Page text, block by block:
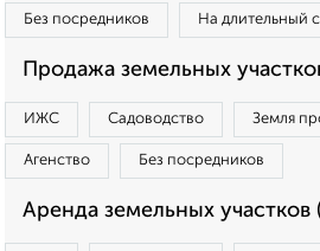
Без посредников На длительный
Продажа земельных
ИЖС Садоводство Земля
Агенство Без посредников
Аренда земельных участков